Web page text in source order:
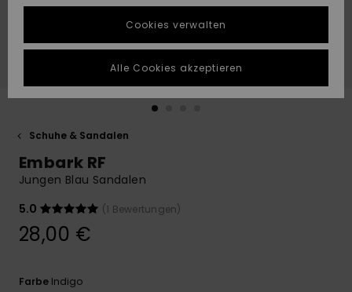
Starten Sie eine
um die
schnellste
Antwort auf Ihre
erhalten.
Finden Sie
die häufigsten
Fragen sowie
SHOPS
QUIKSILVER APP
WUNSCHLISTE
Schuhe & Sandalen
Embark RF
Jungen Blau Sandalen
5.0
(1 Bewertungen)
28,00 €
Farbe Indigo
Cookies verwalten
Alle Cookies akzeptieren